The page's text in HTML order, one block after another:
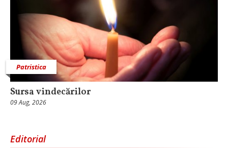
Patristica
Sursa vindecărilor
09 Aug, 2026
Editorial